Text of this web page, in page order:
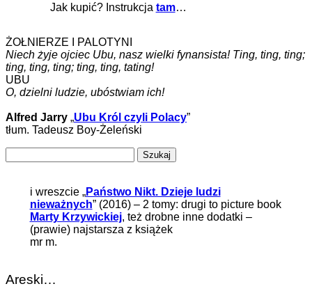
Jak kupić? Instrukcja tam…
ŻOŁNIERZE I PALOTYNI
Niech żyje ojciec Ubu, nasz wielki fynansista! Ting, ting, ting;
ting, ting, ting; ting, ting, tating!
UBU
O, dzielni ludzie, ubóstwiam ich!
Alfred Jarry „Ubu Król czyli Polacy”
tłum. Tadeusz Boy-Żeleński
i wreszcie „Państwo Nikt. Dzieje ludzi
nieważnych” (2016) – 2 tomy: drugi to picture book
Marty Krzywickiej, też drobne inne dodatki –
(prawie) najstarsza z książek
mr m.
Areski…